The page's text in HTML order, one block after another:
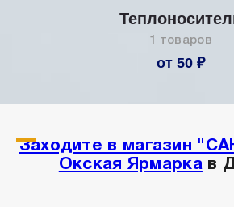
1 товаров
от 50 ₽
Заходите в магазин
Окская Ярмаркав